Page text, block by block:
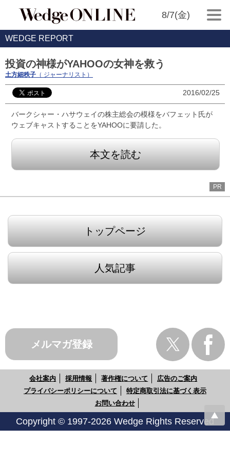
8/7(金)
WEDGE REPORT
投資の神様がYAHOOの女神を救う
土方細秩子 （ ジャーナリスト）
2016/02/25
バークシャー・ハサウェイの株主総会の模様をバフェット氏が
ウェブキャストすることをYAHOOに要請した。
本文を読む
PR
トップページ
人気記事
メルマガ登録
会社案内 採用情報 著作権について
広告のご案内
プライバシーポリシーについて
特定商取引法に基づく表示
お問い合わせ
Copyright © 1997-2026 Wedge Rights Reserved